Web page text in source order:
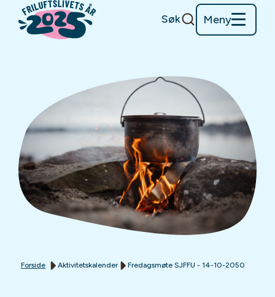
Søk Meny
Forside Aktivitetskalender Fredagsmøte SJFFU - 14-10-2050